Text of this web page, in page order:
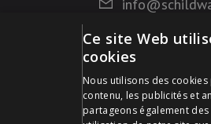
Mode de
Ce site Web
cookies
Nous utilisons des
contenu, les publicités et
partageons également